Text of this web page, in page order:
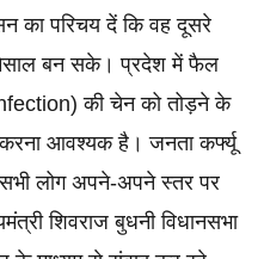
का परिचय दें कि वह दूसरे
बन सके। प्रदेश में फैल
की चेन को तोड़ने के
करना आवश्यक है। जनता कर्फ्यू
लोग अपने-अपने स्तर पर
शिवराज बुधनी विधानसभा